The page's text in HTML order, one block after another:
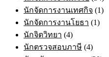
นักจัดการงานเทศกิจ (1)
นักจัดการงานโยธา (1)
นักจิตวิทยา (4)
นักตรวจสอบภาษี (4)